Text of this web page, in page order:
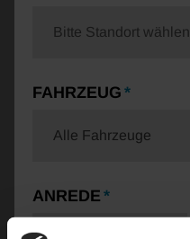
Bitte Standort wählen
FAHRZEUG
Alle Fahrzeuge
ANREDE